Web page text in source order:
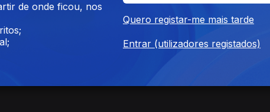
de onde ficou, nos
Quero registar-me mais tarde
Entrar (utilizadores registados)